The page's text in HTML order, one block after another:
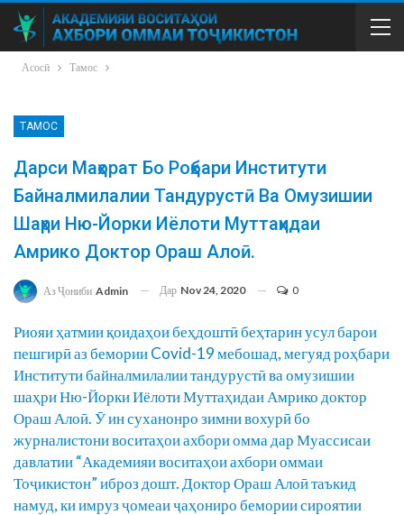
Асосӣ Тамос
ТАМОС
Дарси Маҳорат Бо Роҳбари Институти
Байналмилалии Тандурустӣ Ва Омузишии
Шаҳри Ню-Йорки Иёлоти Муттаҳидаи
Амрико Доктор Ораш Алоӣ.
Аз Ҷониби Admin Дар Nov 24, 2020 0
Риояи ҳатмии қоидаҳои беҳдоштӣ беҳтарин усул барои
пешгирӣ аз бемории Covid-19 мебошад, мегуяд роҳбари
Институти байналмилалии тандурустӣ ва омузишии
шаҳри Ню-Йорки Иёлоти Муттаҳидаи Амрико доктор
Ораш Алоӣ. Ӯ ин суханонро зимни вохурӣ бо
журналистони воситаҳои ахбори омма дар Муассисаи
давлатии “Академияи воситаҳои ахбори оммаи
Тоҷикистон” иброз дошт. Доктор Ораш Алоӣ таъкид
намуд, ки имруз ҷомеаи ҷаҳониро бемории сироятии